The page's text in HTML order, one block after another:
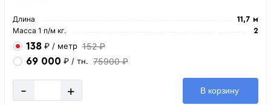
Длина 11,7 м
Масса 1 п/м кг. 2
138 ₽ / метр 152 ₽
69 000 ₽ / тн. 75900 ₽
- + В корзину